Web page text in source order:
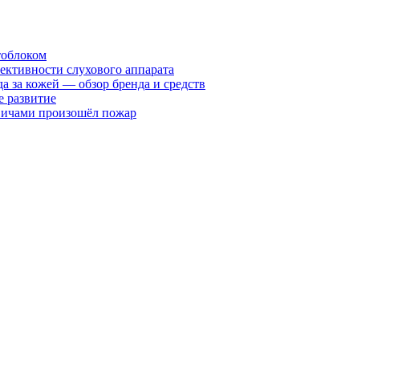
слухового аппарата
за кожей — обзор бренда и средств
развитие
произошёл пожар